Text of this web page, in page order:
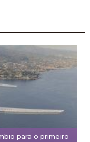
para o primeiro